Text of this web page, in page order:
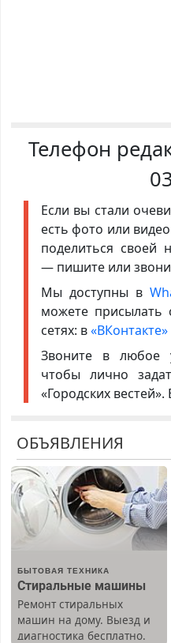
Телефон
Если вы стали
есть фото или
поделиться своей
— пишите или
Мы доступны в
можете присылать
сетях: в«ВКонтакте»
Звоните в любое
чтобы лично
«Городских
ОБЪЯВЛЕНИЯ
БЫТОВАЯ ТЕХНИКА
Стиральные машины
Ремонт стиральных
машин на дому. Выезд и
диагностика бесплатно.